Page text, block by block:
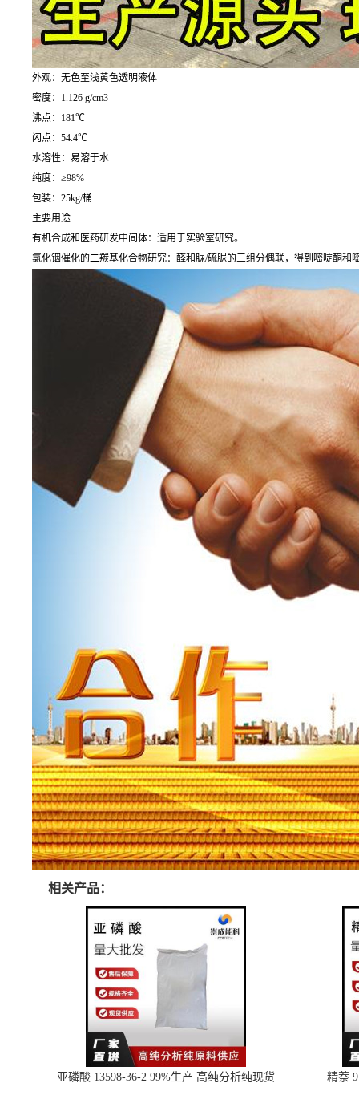
外观：无色至浅黄色透明液体
密度：1.126 g/cm3
沸点：181℃
闪点：54.4℃
水溶性：易溶于水
纯度：≥98%
包装：25kg/桶
主要用途
有机合成和医药研发中间体：适用于实验室研究。
氯化铟催化的二羰基化合物研究：醛和脲/硫脲的三组分偶联，得到嘧啶酮和
相关产品：
亚磷酸 13598-36-2 99%生产 高纯分析纯现货 精萘